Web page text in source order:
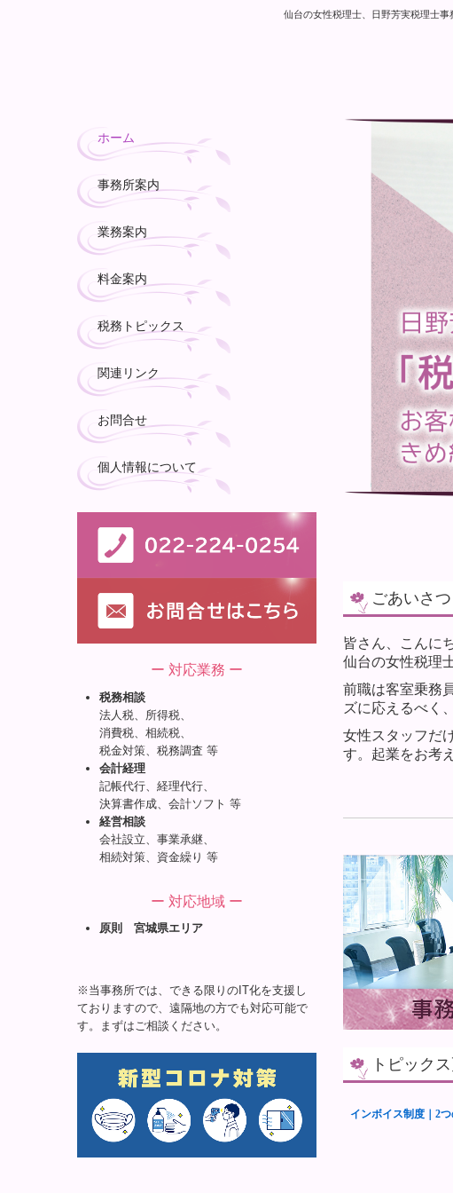
仙台の女性税理士、日野芳実税理士
ホーム
事務所案内
業務案内
料金案内
税務トピックス
関連リンク
お問合せ
個人情報について
ー 対応業務 ー
税務相談
法人税、所得税、
消費税、相続税、
税金対策、税務調査 等
会計経理
記帳代行、経理代行、
決算書作成、会計ソフト 等
経営相談
会社設立、事業承継、
相続対策、資金繰り 等
ー 対応地域 ー
原則 宮城県エリア
※当事務所では、できる限りのIT化を支援し
ておりますので、遠隔地の方でも対応可能で
す。まずはご相談ください。
ごあいさつ
皆さん、こんに
仙台の女性税理
前職は客室乗務
ズに応えるべく
女性スタッフだ
す。起業をお考
トピック